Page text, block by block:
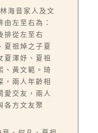
海音家人及文
由左至右為：
排從左至右
夏祖焯之子夏
夏澤妤、夏祖
、黃文範。琦
，兩人年齡相
愛交友，兩人
各方文友聚